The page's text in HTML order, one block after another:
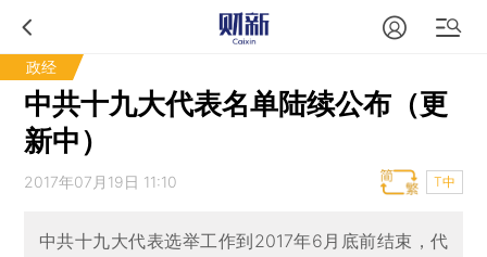
政经
中共十九大代表名单陆续公布（更
新中）
2017年07月19日 11:10 T中
中共十九大代表选举工作到2017年6月底前结束，代